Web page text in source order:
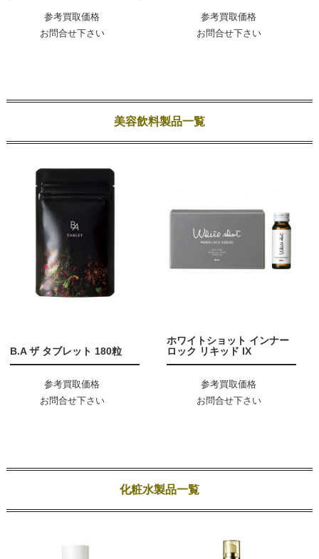
参考買取価格
お問合せ下さい
参考買取価格
お問合せ下さい
美容飲料製品一覧
B.A ザ タブレット 180粒
参考買取価格
お問合せ下さい
ホワイトショット インナー
ロック リキッド IX
参考買取価格
お問合せ下さい
化粧水製品一覧